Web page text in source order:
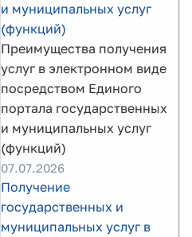
и муниципальных услуг
(функций)
Преимущества получения
услуг в электронном виде
посредством Единого
портала государственных
и муниципальных услуг
(функций)
07.07.2026
Получение
государственных и
муниципальных услуг в